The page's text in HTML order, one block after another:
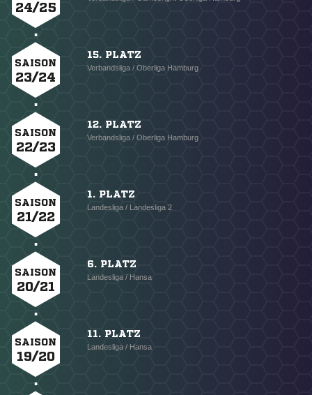
24/25
SAISON
23/24
15. PLATZ
Verbandsliga / Oberliga Hamburg
SAISON
22/23
12. PLATZ
Verbandsliga / Oberliga Hamburg
SAISON
21/22
1. PLATZ
Landesliga / Landesliga 2
SAISON
20/21
6. PLATZ
Landesliga / Hansa
SAISON
19/20
11. PLATZ
Landesliga / Hansa